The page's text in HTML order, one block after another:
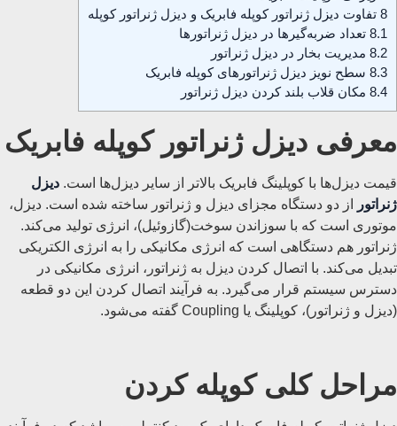
8 تفاوت دیزل ژنراتور کوپله فابریک و دیزل ژنراتور کوپله
8.1 تعداد ضربه‌گیرها در دیزل ژنراتورها
8.2 مدیریت بخار در دیزل ژنراتور
8.3 سطح نویز دیزل ژنراتورهای کوپله فابریک
8.4 مکان قلاب بلند کردن دیزل ژنراتور
معرفی دیزل ژنراتور کوپله فابریک
قیمت دیزل‌ها با کوپلینگ فابریک بالاتر از سایر دیزل‌ها است. دیزل
ژنراتور
از دو دستگاه مجزای دیزل و ژنراتور ساخته شده است. دیزل،
موتوری است که با سوزاندن سوخت(گازوئیل)، انرژی تولید می‌کند.
ژنراتور هم دستگاهی است که انرژی مکانیکی را به انرژی الکتریکی
تبدیل می‌کند. با اتصال کردن دیزل به ژنراتور، انرژی مکانیکی در
دسترس سیستم قرار می‌گیرد. به فرآیند اتصال کردن این دو قطعه
(دیزل و ژنراتور)، کوپلینگ یا Coupling گفته می‎‌شود.
مراحل کلی کوپله کردن